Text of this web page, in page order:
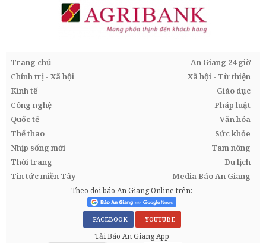
Trang chủ
An Giang 24 giờ
Chính trị - Xã hội
Xã hội - Từ thiện
Kinh tế
Giáo dục
Công nghệ
Pháp luật
Quốc tế
Văn hóa
Thể thao
Sức khỏe
Nhịp sống mới
Tam nông
Thời trang
Du lịch
Tin tức miền Tây
Media Báo An Giang
Theo dõi báo An Giang Online trên:
FACEBOOK YOUTUBE
Tải Báo An Giang App